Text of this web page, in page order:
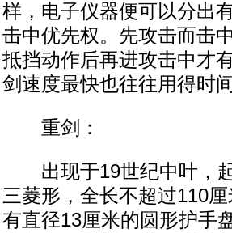
样，电子仪器便可以分出
击中优先权。先攻击而击
抵挡动作后再进攻击中才
剑速度最快也往往用得时间
重剑：
出现于19世纪中叶，起
三菱形，全长不超过110
有直径13厘米的圆形护手